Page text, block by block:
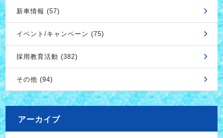
新車情報 (57)
イベント/キャンペーン (75)
採用教育活動 (382)
その他 (94)
アーカイブ